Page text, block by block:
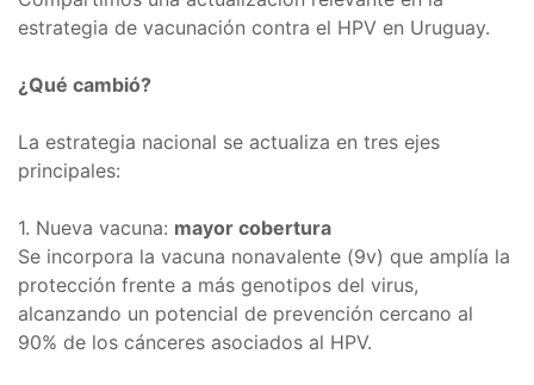
estrategia de vacunación contra el HPV en Uruguay.
¿Qué cambió?
La estrategia nacional se actualiza en tres ejes
principales:
1. Nueva vacuna: mayor cobertura
Se incorpora la vacuna nonavalente (9v) que amplía la
protección frente a más genotipos del virus,
alcanzando un potencial de prevención cercano al
90% de los cánceres asociados al HPV.